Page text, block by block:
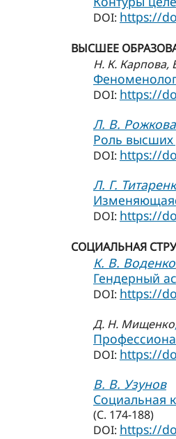
DOI: https://
ВЫСШЕЕ
Н. К. Карпова,
DOI: https://
Л. В. Рожкова
Роль высших
DOI: https://
Л. Г.
DOI: https://
СОЦИАЛЬНАЯ
К. В. Воденко
Гендерный
DOI: https://
Д. Н. Мищенко
DOI: https://
В. В. Узунов
Социальная
(С. 174-188)
DOI: https://